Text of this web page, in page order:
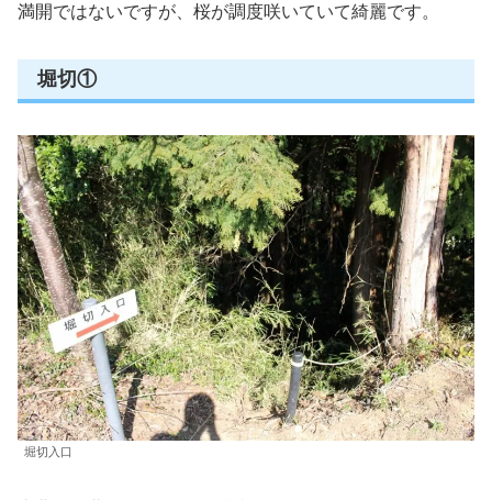
満開ではないですが、桜が調度咲いていて綺麗です。
堀切①
堀切入口